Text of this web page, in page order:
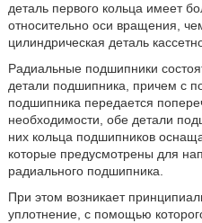
деталь первого кольца имеет
относительно оси вращения,
цилиндрическая деталь
Радиальные подшипники
детали подшипника, причем с
подшипника передается
необходимости, обе детали
них кольца подшипников
которые предусмотрены для
радиального подшипника.
При этом возникает
уплотнение, с помощью